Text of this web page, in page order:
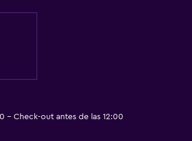
- Check-out antes de las 12:00